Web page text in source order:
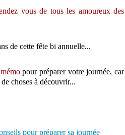
vous de tous les amoureux des
de cette fête bi annuelle...
pour préparer votre journée, car
choses à découvrir...